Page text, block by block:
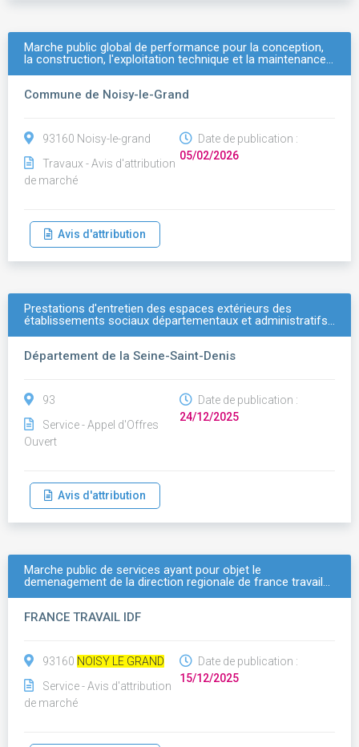
Marche public global de performance pour la conception,
la construction, l'exploitation technique et la maintenance…
Commune de Noisy-le-Grand
93160 Noisy-le-grand
Travaux - Avis d'attribution
de marché
Date de publication :
05/02/2026
Avis d'attribution
Prestations d'entretien des espaces extérieurs des
établissements sociaux départementaux et administratifs…
Département de la Seine-Saint-Denis
93
Service - Appel d'Offres
Ouvert
Date de publication :
24/12/2025
Avis d'attribution
Marche public de services ayant pour objet le
demenagement de la direction regionale de france travail…
FRANCE TRAVAIL IDF
93160 NOISY LE GRAND
Service - Avis d'attribution
de marché
Date de publication :
15/12/2025